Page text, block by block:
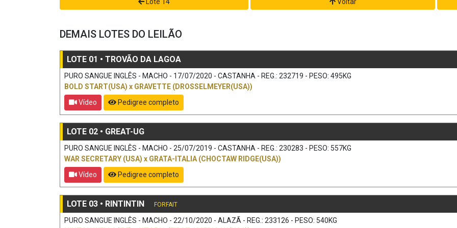
DEMAIS LOTES DO LEILÃO
LOTE 01 • TROVÃO DA LAGOA
PURO SANGUE INGLÊS - MACHO - 17/07/2020 - CASTANHA - REG.: 232719 - PESO: 495KG
BOLD START(USA) x GRAVETTE (DROSSELMEYER(USA))
Vídeo
Pedigree completo
LOTE 02 • GREAT-UG
PURO SANGUE INGLÊS - MACHO - 25/07/2019 - CASTANHA - REG.: 230283 - PESO: 557KG
WAR SECRETARY (USA) x GRATA-ITALIA (CHOCTAW RIDGE(USA))
Vídeo
Pedigree completo
LOTE 03 • RINTINTIN FORFAIT
PURO SANGUE INGLÊS - MACHO - 22/10/2020 - ALAZÃ - REG.: 233126 - PESO: 540KG